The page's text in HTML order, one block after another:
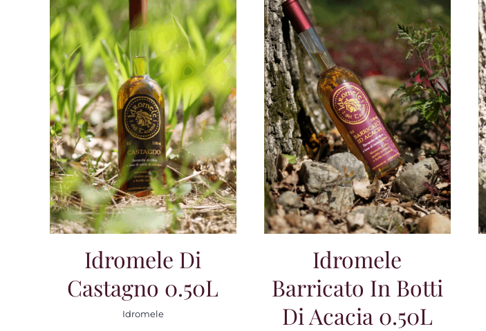
Idromele Di
Castagno 0.50L
Idromele
Idromele
Barricato In Botti
Di Acacia 0.50L